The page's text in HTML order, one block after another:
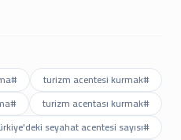
#
turizm acentesi kurmak
#
#
turizm acentası kurmak
#
#
seyahat acentesi sayısı